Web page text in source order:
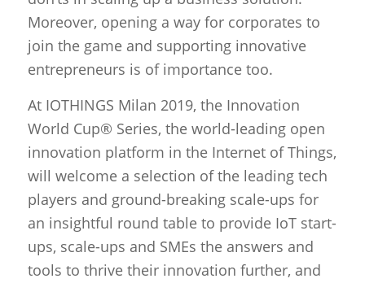
Moreover, opening a way for corporates to
join the game and supporting innovative
entrepreneurs is of importance too.
At IOTHINGS Milan 2019, the Innovation
World Cup® Series, the world-leading open
innovation platform in the Internet of Things,
will welcome a selection of the leading tech
players and ground-breaking scale-ups for
an insightful round table to provide IoT start-
ups, scale-ups and SMEs the answers and
tools to thrive their innovation further, and